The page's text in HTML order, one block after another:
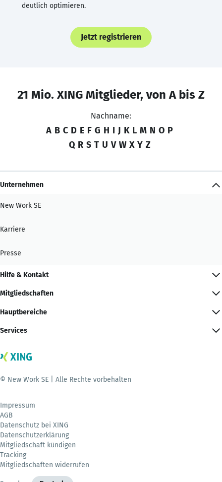
deutlich optimieren.
Jetzt registrieren
21 Mio. XING Mitglieder, von A bis Z
Nachname:
A B C D E F G H I J K L M N O P
Q R S T U V W X Y Z
Unternehmen
New Work SE
Karriere
Presse
Hilfe & Kontakt
Mitgliedschaften
Hauptbereiche
Services
© New Work SE | Alle Rechte vorbehalten
Impressum
AGB
Datenschutz bei XING
Datenschutzerklärung
Mitgliedschaft kündigen
Tracking
Mitgliedschaften widerrufen